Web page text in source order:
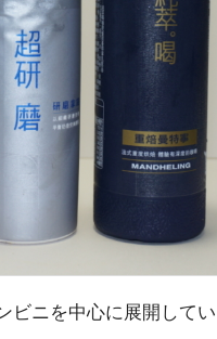
ビニを中心に展開して